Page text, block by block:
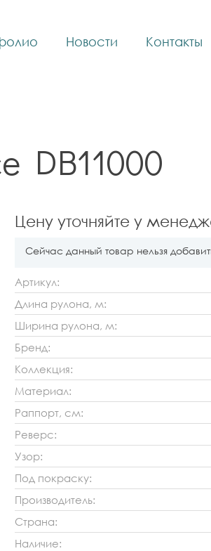
Новости Контакты
DB11000
Цену уточняйте у
Сейчас данный товар нельзя
Артикул:
Длина рулона, м:
Ширина рулона, м:
Бренд:
Коллекция:
Материал:
Раппорт, см:
Реверс:
Узор:
Под покраску:
Производитель:
Страна:
Наличие: